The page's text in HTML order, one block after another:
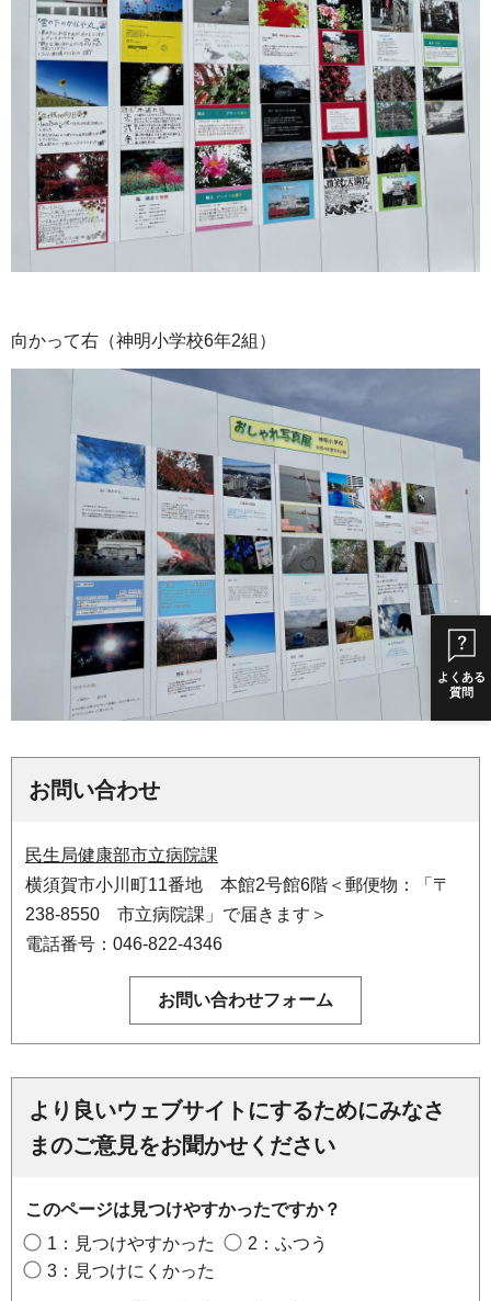
よくある
質問
向かって右（神明小学校6年2組）
お問い合わせ
民生局健康部市立病院課
横須賀市小川町11番地 本館2号館6階＜郵便物：「〒
238-8550 市立病院課」で届きます＞
電話番号：046-822-4346
より良いウェブサイトにするためにみなさ
まのご意見をお聞かせください
このページは見つけやすかったですか？
1：見つけやすかった
2：ふつう
3：見つけにくかった